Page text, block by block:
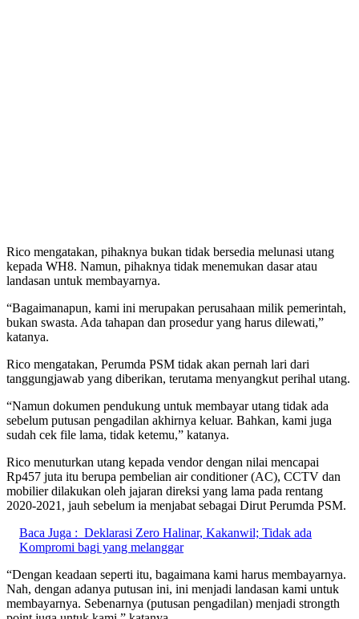
Rico mengatakan, pihaknya bukan tidak bersedia melunasi utang
kepada WH8. Namun, pihaknya tidak menemukan dasar atau
landasan untuk membayarnya.
“Bagaimanapun, kami ini merupakan perusahaan milik pemerintah,
bukan swasta. Ada tahapan dan prosedur yang harus dilewati,”
katanya.
Rico mengatakan, Perumda PSM tidak akan pernah lari dari
tanggungjawab yang diberikan, terutama menyangkut perihal utang.
“Namun dokumen pendukung untuk membayar utang tidak ada
sebelum putusan pengadilan akhirnya keluar. Bahkan, kami juga
sudah cek file lama, tidak ketemu,” katanya.
Rico menuturkan utang kepada vendor dengan nilai mencapai
Rp457 juta itu berupa pembelian air conditioner (AC), CCTV dan
mobilier dilakukan oleh jajaran direksi yang lama pada rentang
2020-2021, jauh sebelum ia menjabat sebagai Dirut Perumda PSM.
Baca Juga : Deklarasi Zero Halinar, Kakanwil; Tidak ada
Kompromi bagi yang melanggar
“Dengan keadaan seperti itu, bagaimana kami harus membayarnya.
Nah, dengan adanya putusan ini, ini menjadi landasan kami untuk
membayarnya. Sebenarnya (putusan pengadilan) menjadi strongth